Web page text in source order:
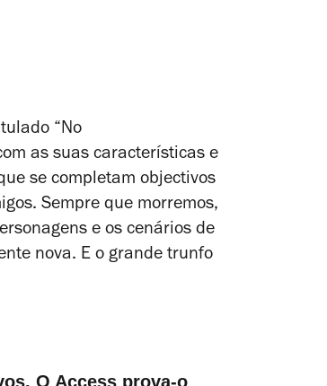
“No
as suas características e
se completam objectivos
Sempre que morremos,
e os cenários de
nova. E o grande trunfo
O Access prova-o